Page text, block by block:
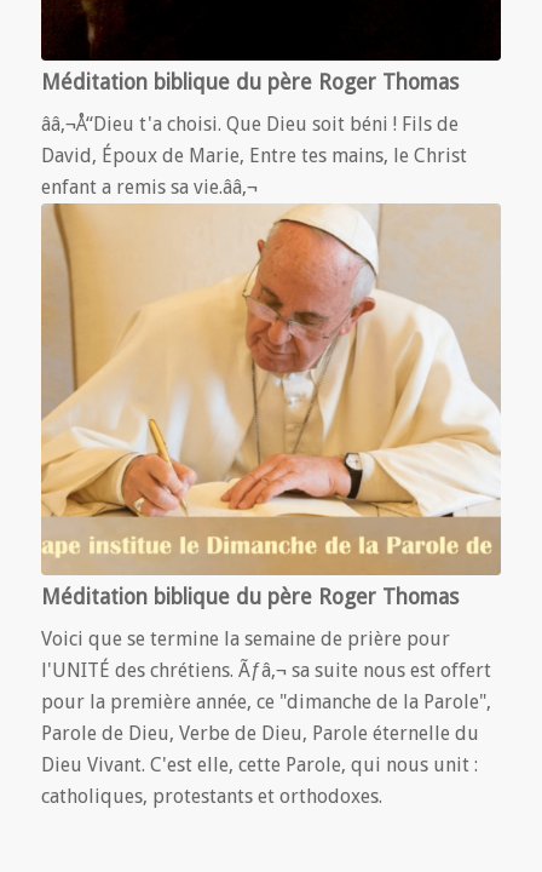
Méditation biblique du père Roger Thomas
ââ‚¬Å“Dieu t'a choisi. Que Dieu soit béni ! Fils de
David, Époux de Marie, Entre tes mains, le Christ
enfant a remis sa vie.ââ‚¬ 
Méditation biblique du père Roger Thomas
Voici que se termine la semaine de prière pour
l'UNITÉ des chrétiens. Ãƒâ‚¬ sa suite nous est offert
pour la première année, ce "dimanche de la Parole",
Parole de Dieu, Verbe de Dieu, Parole éternelle du
Dieu Vivant. C'est elle, cette Parole, qui nous unit :
catholiques, protestants et orthodoxes.